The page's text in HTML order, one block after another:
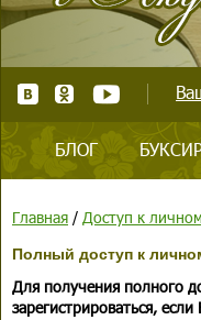
БЛОГ
Главная / Доступ к
Полный доступ к
Для получения полного
зарегистрироваться,